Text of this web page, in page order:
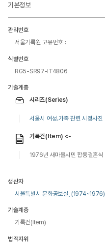
기본정보
관리번호
서울기록원 고유번호 :
식별번호
RG5-SR97-IT4806
기술계층
시리즈(Series)
서울시 여성.가족 관련 시정사진
기록건(Item) <-
1976년 새마을시민 합동결혼식
생산자
서울특별시 문화공보실, (1974~1976)
기술계층
기록건(Item)
법적지위